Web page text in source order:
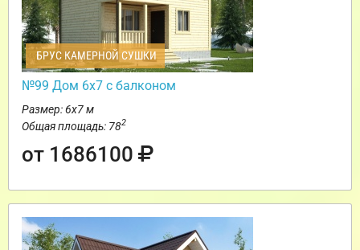
БРУС КАМЕРНОЙ СУШКИ
№99 Дом 6х7 с балконом
Размер: 6х7 м
Общая площадь: 782
от 1686100